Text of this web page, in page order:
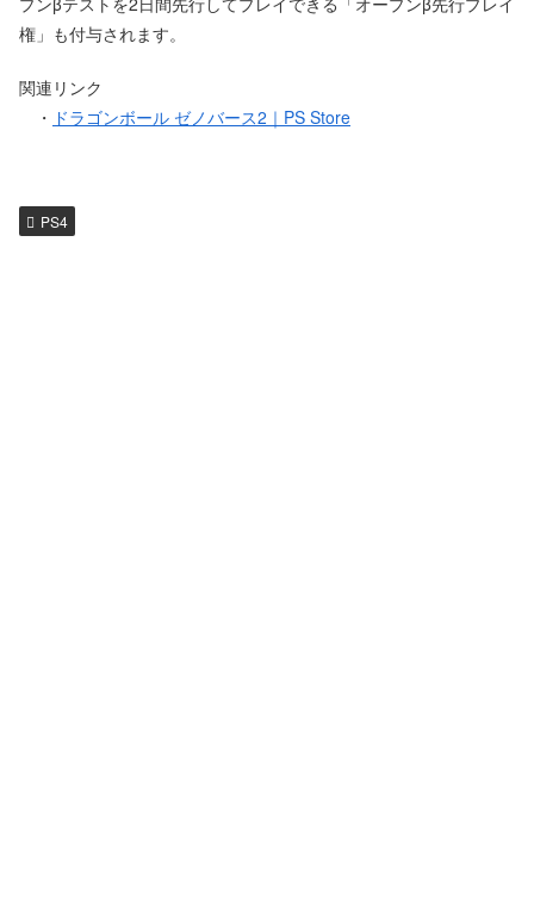
権」も付与されます。
関連リンク
・ ドラゴンボール ゼノバース2｜PS Store
PS4